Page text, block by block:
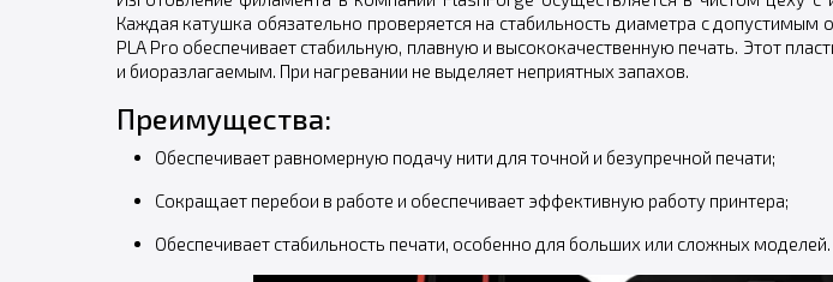
Каждая катушка обязательно проверяется на стабильность диаметра с
PLA Pro обеспечивает стабильную, плавную и высококачественную печать. Этот
и биоразлагаемым. При нагревании не выделяет неприятных запахов.
Преимущества:
Обеспечивает равномерную подачу нити для точной и безупречной печати;
Сокращает перебои в работе и обеспечивает эффективную работу принтера;
Обеспечивает стабильность печати, особенно для больших или сложных моделей.